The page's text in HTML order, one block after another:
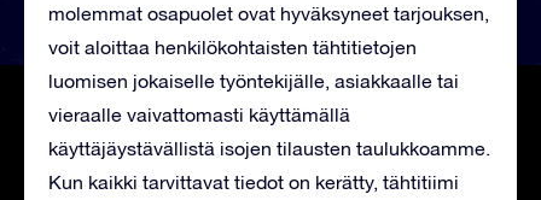
molemmat osapuolet ovat hyväksyneet tarjouksen,
voit aloittaa henkilökohtaisten tähtitietojen
luomisen jokaiselle työntekijälle, asiakkaalle tai
vieraalle vaivattomasti käyttämällä
käyttäjäystävällistä isojen tilausten taulukkoamme.
Kun kaikki tarvittavat tiedot on kerätty, tähtitiimi